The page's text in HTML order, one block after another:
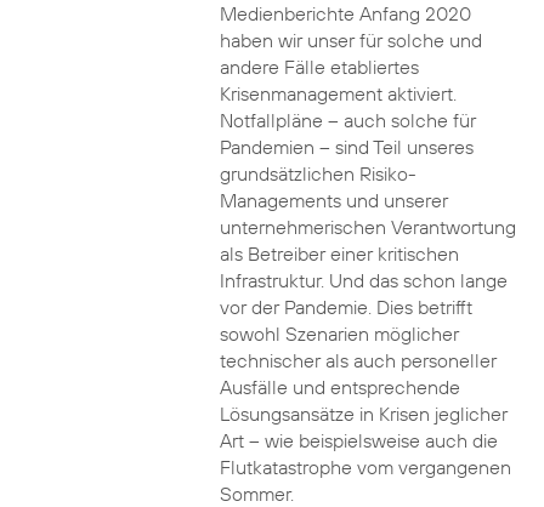
Medienberichte Anfang 2020
haben wir unser für solche und
andere Fälle etabliertes
Krisenmanagement aktiviert.
Notfallpläne – auch solche für
Pandemien – sind Teil unseres
grundsätzlichen Risiko-
Managements und unserer
unternehmerischen Verantwortung
als Betreiber einer kritischen
Infrastruktur. Und das schon lange
vor der Pandemie. Dies betrifft
sowohl Szenarien möglicher
technischer als auch personeller
Ausfälle und entsprechende
Lösungsansätze in Krisen jeglicher
Art – wie beispielsweise auch die
Flutkatastrophe vom vergangenen
Sommer.